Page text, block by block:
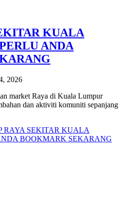
KUALA
ANDA
2026
market Raya di Kuala Lumpur
dan aktiviti komuniti sepanjang
RAYA SEKITAR KUALA
BOOKMARK SEKARANG